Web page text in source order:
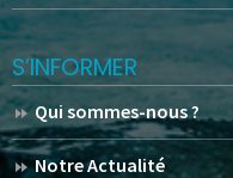
S’INFORMER
Qui sommes-nous ?
Notre Actualité